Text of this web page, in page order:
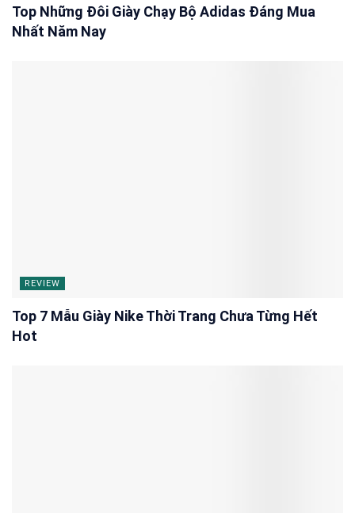
Top Những Đôi Giày Chạy Bộ Adidas Đáng Mua
Nhất Năm Nay
REVIEW
Top 7 Mẫu Giày Nike Thời Trang Chưa Từng Hết
Hot